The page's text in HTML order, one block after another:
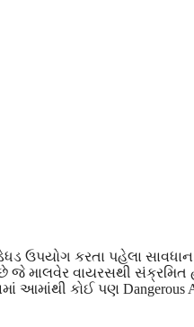
ઉપયોગ કરતા પહેલા સાવધાન
છે જે માલવેર વાયરસથી
આમાંથી કોઈ પણ